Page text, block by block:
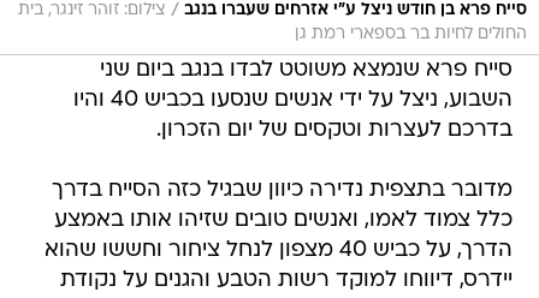
סייח פרא בן חודש ניצל ע"י אזרחים שעברו בנגב / צילום: זוהר זינגר, בית
החולים לחיות בר בספארי רמת גן
סייח פרא שנמצא משוטט לבדו בנגב ביום שני
השבוע, ניצל על ידי אנשים שנסעו בכביש 40 והיו
בדרכם לעצרות וטקסים של יום הזכרון.
מדובר בתצפית נדירה כיוון שבגיל כזה הסייח בדרך
כלל צמוד לאמו, ואנשים טובים שזיהו אותו באמצע
הדרך, על כביש 40 מצפון לנחל ציחור וחששו שהוא
יידרס, דיווחו למוקד רשות הטבע והגנים על נקודת